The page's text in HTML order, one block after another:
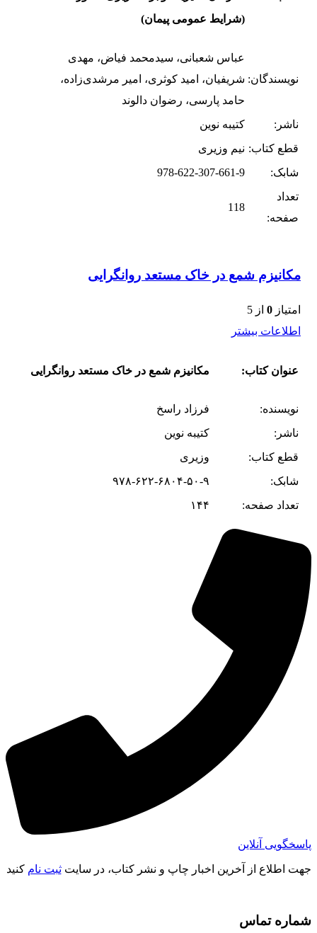
(شرایط عمومی پیمان)
نویسندگان:
عباس شعبانی، سیدمحمد فیاض، مهدی
شریفیان، امید کوثری، امیر مرشدی‌زاده،
حامد پارسی، رضوان دالوند
ناشر:
کتیبه نوین
قطع کتاب: نیم وزیری
شابک:
978-622-307-661-9
تعداد
صفحه:
118
مکانیزم شمع در خاک مستعد روانگرایى
امتیاز 0 از 5
اطلاعات بیشتر
عنوان کتاب: مکانیزم شمع در خاک مستعد روانگرایى
نویسنده:
فرزاد راسخ
ناشر:
کتیبه نوین
قطع کتاب:
وزیری
شابک:
۹۷۸-۶۲۲-۶۸۰۴-۵۰-۹
تعداد صفحه:
۱۴۴
پاسخگویی آنلاین
جهت اطلاع از آخرین اخبار چاپ و نشر کتاب، در سایتثبت نام کنید
شماره تماس